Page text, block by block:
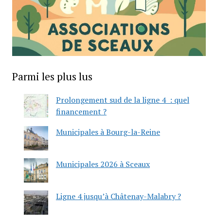
Parmi les plus lus
Prolongement sud de la ligne 4 : quel
financement ?
Municipales à Bourg-la-Reine
Municipales 2026 à Sceaux
Ligne 4 jusqu’à Châtenay-Malabry ?